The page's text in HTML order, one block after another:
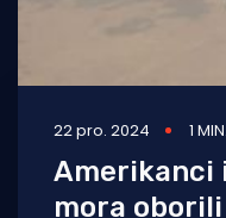
22 pro. 2024 1
Amerikanci
mora